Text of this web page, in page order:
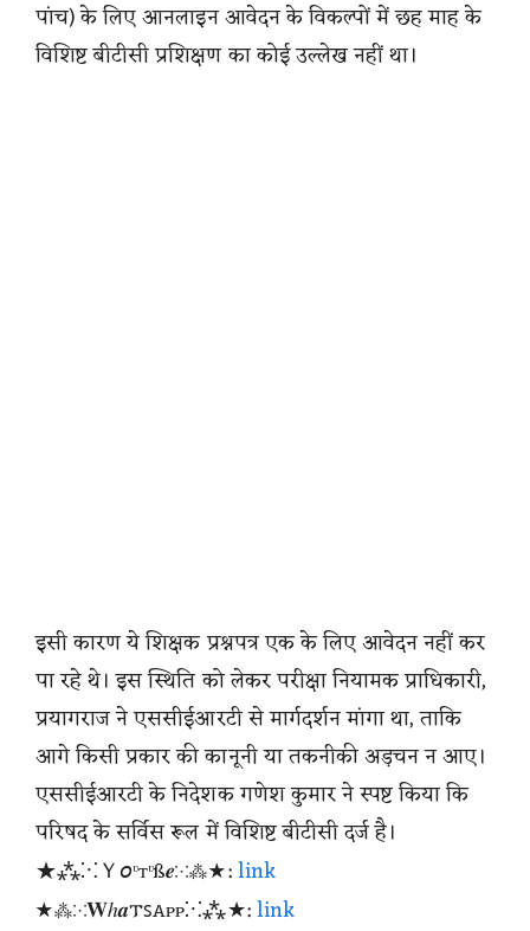
पांच) के लिए आनलाइन आवेदन के विकल्पों में छह माह के
विशिष्ट बीटीसी प्रशिक्षण का कोई उल्लेख नहीं था।
इसी कारण ये शिक्षक प्रश्नपत्र एक के लिए आवेदन नहीं कर
पा रहे थे। इस स्थिति को लेकर परीक्षा नियामक प्राधिकारी,
प्रयागराज ने एससीईआरटी से मार्गदर्शन मांगा था, ताकि
आगे किसी प्रकार की कानूनी या तकनीकी अड़चन न आए।
एससीईआरटी के निदेशक गणेश कुमार ने स्पष्ट किया कि
परिषद के सर्विस रूल में विशिष्ट बीटीसी दर्ज है।
★⁂⁙Ｙ𝘰ᶹтᶹß𝒆⁙⁂★:link
★⁂⁙𝐖ℎ𝒂𐍄ꜱꭺᴩᴩ⁙⁂★:link